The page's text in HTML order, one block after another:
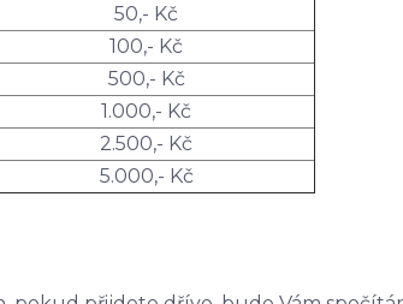
50,- Kč
100,- Kč
500,- Kč
1.000,- Kč
2.500,- Kč
5.000,- Kč